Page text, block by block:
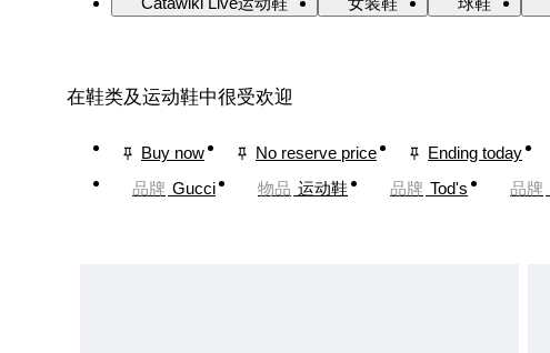
在鞋类及运动鞋中很受欢迎
Buy now No reserve price Ending today
品牌 Gucci 物品 运动鞋 品牌 Tod's 品牌